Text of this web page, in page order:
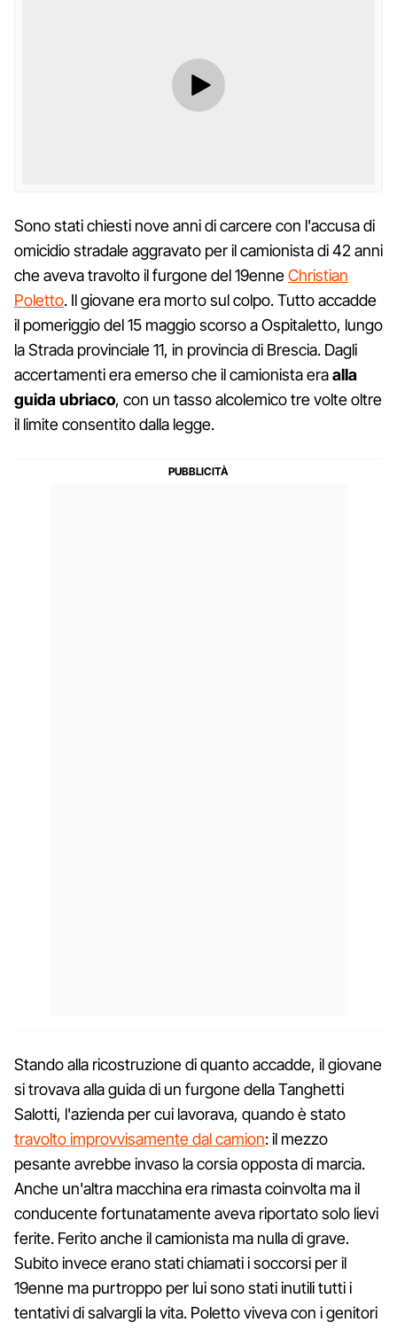
Sono stati chiesti nove anni di carcere con l'accusa di
omicidio stradale aggravato per il camionista di 42 anni
che aveva travolto il furgone del 19enneChristian
Poletto. Il giovane era morto sul colpo. Tutto accadde
il pomeriggio del 15 maggio scorso a Ospitaletto, lungo
la Strada provinciale 11, in provincia di Brescia. Dagli
accertamenti era emerso che il camionista eraalla
guida ubriaco, con un tasso alcolemico tre volte oltre
il limite consentito dalla legge.
Stando alla ricostruzione di quanto accadde, il giovane
si trovava alla guida di un furgone della Tanghetti
Salotti, l'azienda per cui lavorava, quando è stato
travolto improvvisamente dal camion: il mezzo
pesante avrebbe invaso la corsia opposta di marcia.
Anche un'altra macchina era rimasta coinvolta ma il
conducente fortunatamente aveva riportato solo lievi
ferite. Ferito anche il camionista ma nulla di grave.
Subito invece erano stati chiamati i soccorsi per il
19enne ma purtroppo per lui sono stati inutili tutti i
tentativi di salvargli la vita. Poletto viveva con i genitori